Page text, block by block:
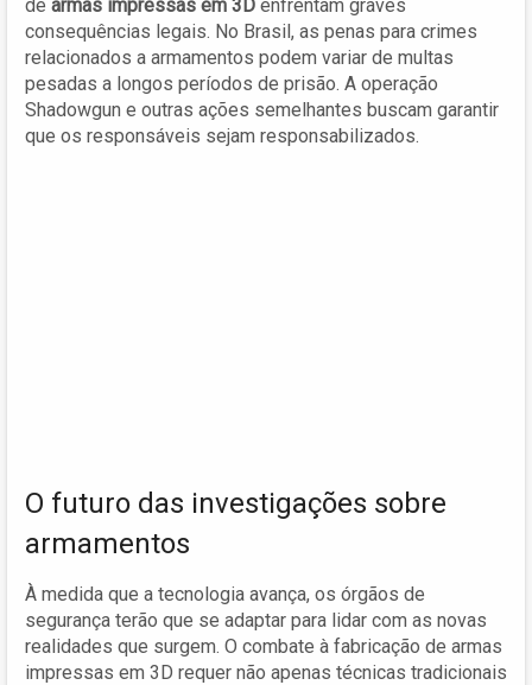
de armas impressas em 3D enfrentam graves
consequências legais. No Brasil, as penas para crimes
relacionados a armamentos podem variar de multas
pesadas a longos períodos de prisão. A operação
Shadowgun e outras ações semelhantes buscam garantir
que os responsáveis sejam responsabilizados.
O futuro das investigações sobre
armamentos
À medida que a tecnologia avança, os órgãos de
segurança terão que se adaptar para lidar com as novas
realidades que surgem. O combate à fabricação de armas
impressas em 3D requer não apenas técnicas tradicionais